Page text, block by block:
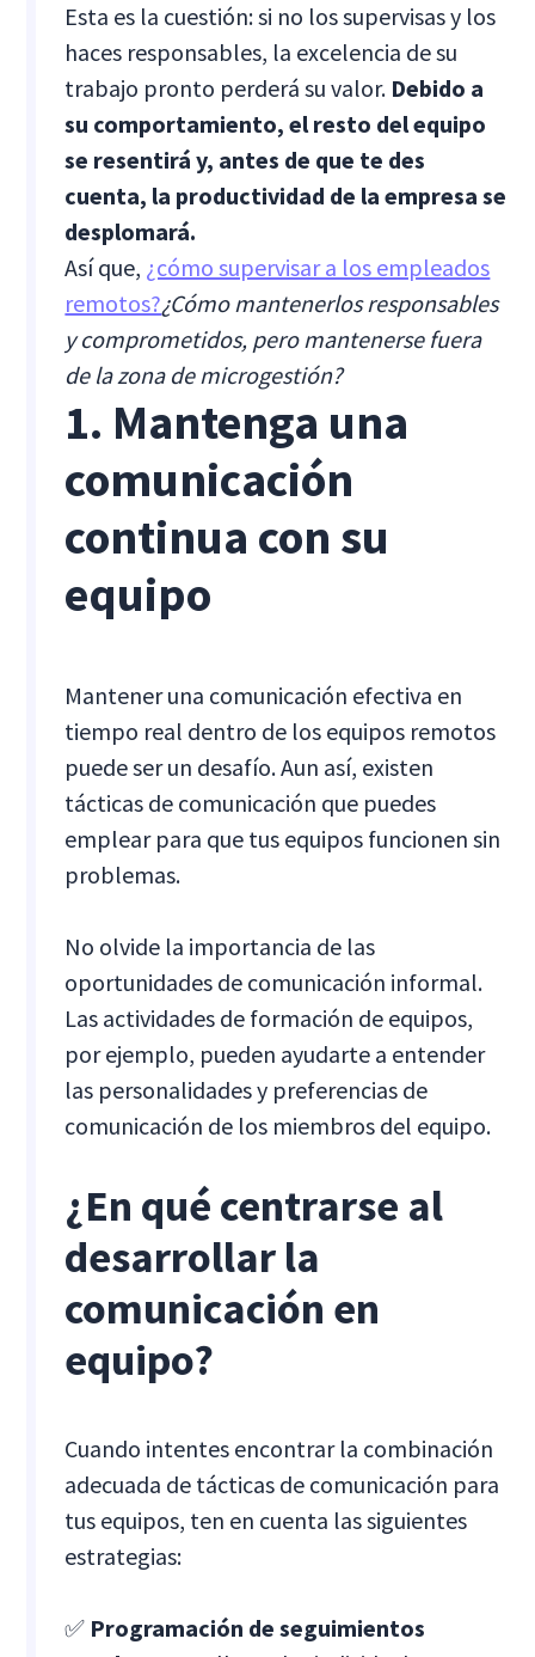
Esta es la cuestión: si no los supervisas y los
haces responsables, la excelencia de su
trabajo pronto perderá su valor. Debido a
su comportamiento, el resto del equipo
se resentirá y, antes de que te des
cuenta, la productividad de la empresa se
desplomará.
Así que, ¿cómo supervisar a los empleados
remotos?¿Cómo mantenerlos responsables
y comprometidos, pero mantenerse fuera
de la zona de microgestión?
1. Mantenga una
comunicación
continua con su
equipo
Mantener una comunicación efectiva en
tiempo real dentro de los equipos remotos
puede ser un desafío. Aun así, existen
tácticas de comunicación que puedes
emplear para que tus equipos funcionen sin
problemas.
No olvide la importancia de las
oportunidades de comunicación informal.
Las actividades de formación de equipos,
por ejemplo, pueden ayudarte a entender
las personalidades y preferencias de
comunicación de los miembros del equipo.
¿En qué centrarse al
desarrollar la
comunicación en
equipo?
Cuando intentes encontrar la combinación
adecuada de tácticas de comunicación para
tus equipos, ten en cuenta las siguientes
estrategias:
✅ Programación de seguimientos